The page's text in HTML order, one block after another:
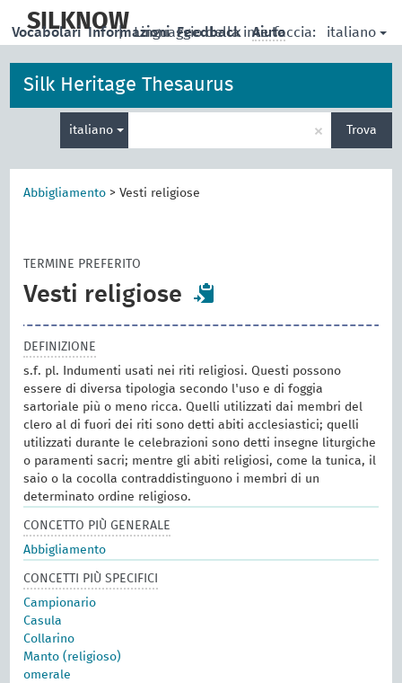
main
SILKNOW
| Linguaggio della interfaccia: italiano
Vocabolari Informazioni Feedback Aiuto
Silk Heritage Thesaurus
italiano
per
la
× Trova
Abbigliamento >Vesti religiose
TERMINE PREFERITO
Vesti religiose
DEFINIZIONE
s.f. pl. Indumenti usati nei riti religiosi. Questi possono
essere di diversa tipologia secondo l'uso e di foggia
sartoriale più o meno ricca. Quelli utilizzati dai membri del
clero al di fuori dei riti sono detti abiti acclesiastici; quelli
utilizzati durante le celebrazioni sono detti insegne liturgiche
o paramenti sacri; mentre gli abiti religiosi, come la tunica, il
saio o la cocolla contraddistinguono i membri di un
determinato ordine religioso.
CONCETTO PIÙ GENERALE
Abbigliamento
CONCETTI PIÙ SPECIFICI
Campionario
Casula
Collarino
Manto (religioso)
omerale